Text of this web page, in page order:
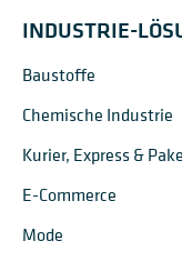
INDUSTRIE-
Baustoffe
Chemische Industrie
Kurier, Express &
E-Commerce
Mode